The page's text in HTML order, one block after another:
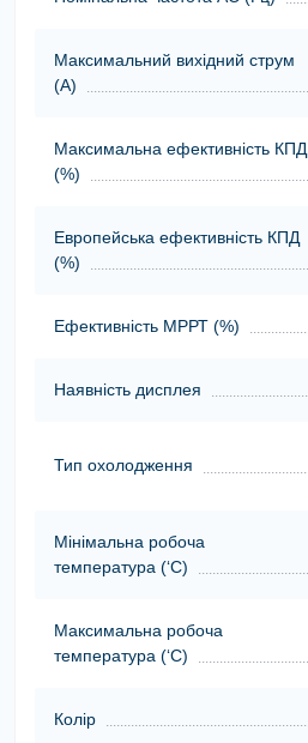
Максимальний вихідний струм
(А)
Максимальна ефективність КПД
(%)
Европейська ефективність КПД
(%)
Ефективність МРРТ (%)
Наявність дисплея
Тип охолодження
Мінімальна робоча
температура (‘С)
Максимальна робоча
температура (‘С)
Колір